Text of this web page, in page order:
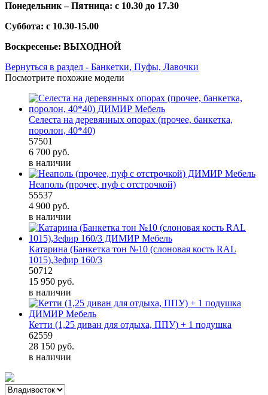
Понедельник – Пятница: с 10.30 до 17.30
Суббота: с 10.30-15.00
Воскресенье: ВЫХОДНОЙ
Вернуться в раздел - Банкетки, Пуфы, Лавочки
Посмотрите похожие модели
Селеста на деревянных опорах (прочее, банкетка,
поролон, 40*40)
57501
6 700 руб.
в наличии
Неаполь (прочее, пуф с отстрочкой)
55537
4 900 руб.
в наличии
Катарина (Банкетка тон №10 (слоновая кость RAL
1015),Зефир 160/3
50712
15 950 руб.
в наличии
Кетти (1,25 диван для отдыха, ППУ) + 1 подушка
62559
28 150 руб.
в наличии